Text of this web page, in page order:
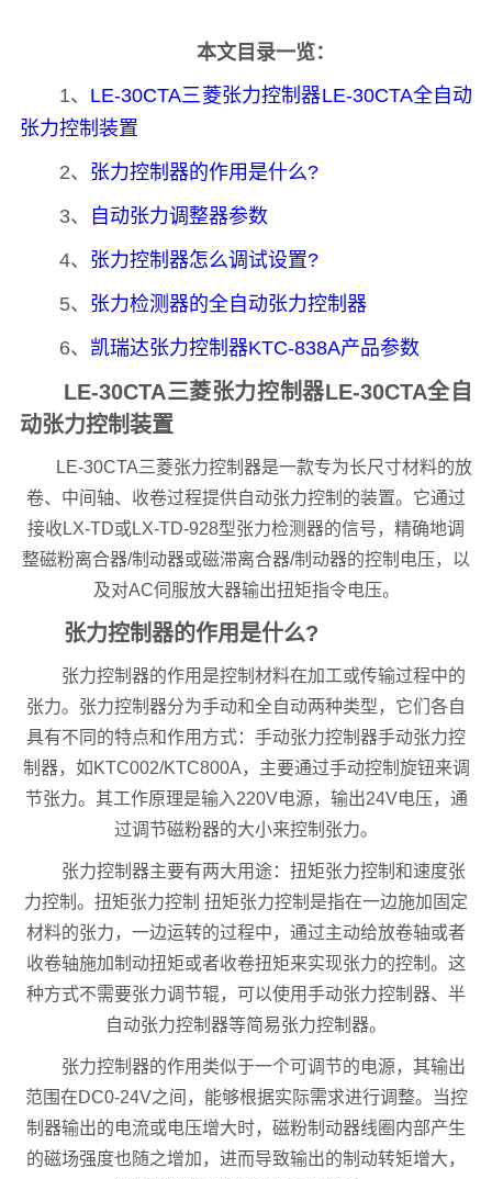
本文目录一览：
1、 LE-30CTA三菱张力控制器LE-30CTA全自动
张力控制装置
2、 张力控制器的作用是什么?
3、
自动张力调整器参数
4、 张力控制器怎么调试设置?
5、 张力检测器的全自动张力控制器
6、 凯瑞达张力控制器KTC-838A产品参数
LE-30CTA三菱张力控制器LE-30CTA全自
动张力控制装置
LE-30CTA三菱张力控制器是一款专为长尺寸材料的放
卷、中间轴、收卷过程提供自动张力控制的装置。它通过
接收LX-TD或LX-TD-928型张力检测器的信号，精确地调
整磁粉离合器/制动器或磁滞离合器/制动器的控制电压，以
及对AC伺服放大器输出扭矩指令电压。
张力控制器的作用是什么?
张力控制器的作用是控制材料在加工或传输过程中的
张力。张力控制器分为手动和全自动两种类型，它们各自
具有不同的特点和作用方式：手动张力控制器手动张力控
制器，如KTC002/KTC800A，主要通过手动控制旋钮来调
节张力。其工作原理是输入220V电源，输出24V电压，通
过调节磁粉器的大小来控制张力。
张力控制器主要有两大用途：扭矩张力控制和速度张
力控制。扭矩张力控制 扭矩张力控制是指在一边施加固定
材料的张力，一边运转的过程中，通过主动给放卷轴或者
收卷轴施加制动扭矩或者收卷扭矩来实现张力的控制。这
种方式不需要张力调节辊，可以使用手动张力控制器、半
自动张力控制器等简易张力控制器。
张力控制器的作用类似于一个可调节的电源，其输出
范围在DC0-24V之间，能够根据实际需求进行调整。当控
制器输出的电流或电压增大时，磁粉制动器线圈内部产生
的磁场强度也随之增加，进而导致输出的制动转矩增大，